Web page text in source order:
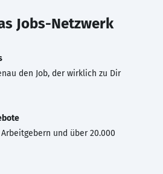
Jobs-Netzwerk
den Job, der wirklich zu Dir
und über 20.000